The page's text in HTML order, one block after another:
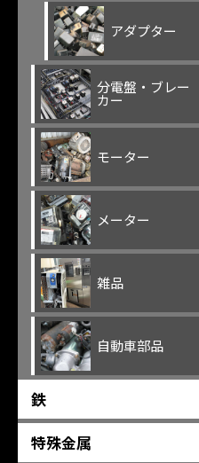
アダプター
分電盤・ブレー
カー
モーター
メーター
雑品
自動車部品
鉄
特殊金属